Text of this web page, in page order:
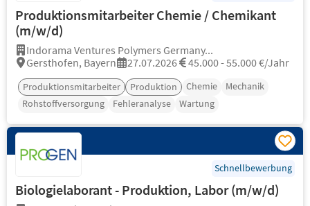
Produktionsmitarbeiter Chemie / Chemikant
(m/w/d)
Indorama Ventures Polymers Germany...
Gersthofen, Bayern
27.07.2026 45.000 - 55.000 €/Jahr
Produktionsmitarbeiter Produktion Chemie
Mechanik
Rohstoffversorgung
Fehleranalyse Wartung
Schnellbewerbung
Biologielaborant - Produktion, Labor (m/w/d)